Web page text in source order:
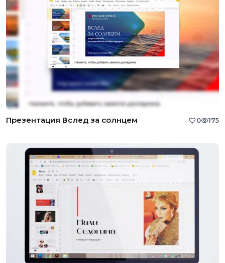
Презентация Вслед за солнцем 0 175